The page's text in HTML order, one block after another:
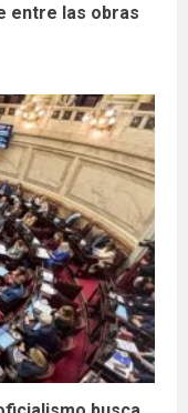
entre las obras